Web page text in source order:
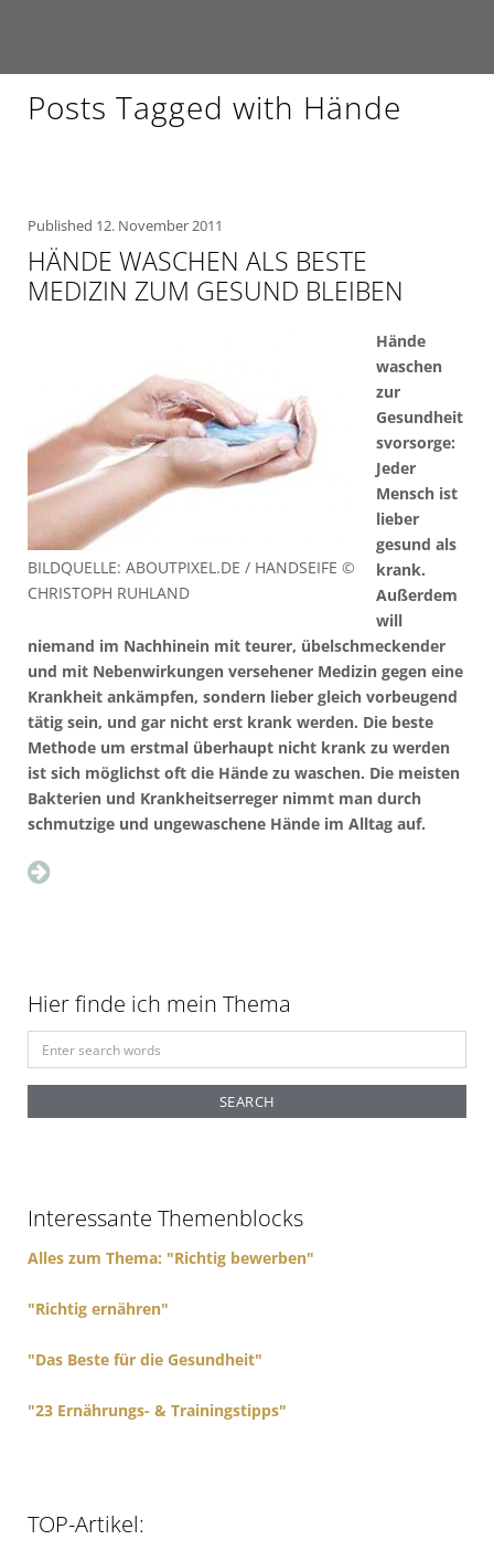
Posts Tagged with Hände
Published 12. November 2011
HÄNDE WASCHEN ALS BESTE
MEDIZIN ZUM GESUND BLEIBEN
BILDQUELLE: ABOUTPIXEL.DE / HANDSEIFE ©
CHRISTOPH RUHLAND
Hände
waschen
zur
Gesundheit
svorsorge:
Jeder
Mensch ist
lieber
gesund als
krank.
Außerdem
will
niemand im Nachhinein mit teurer, übelschmeckender
und mit Nebenwirkungen versehener Medizin gegen eine
Krankheit ankämpfen, sondern lieber gleich vorbeugend
tätig sein, und gar nicht erst krank werden. Die beste
Methode um erstmal überhaupt nicht krank zu werden
ist sich möglichst oft die Hände zu waschen. Die meisten
Bakterien und Krankheitserreger nimmt man durch
schmutzige und ungewaschene Hände im Alltag auf.
Hier finde ich mein Thema
e
r
o
Interessante Themenblocks
Alles zum Thema: "Richtig bewerben"
"Richtig ernähren"
"Das Beste für die Gesundheit"
"23 Ernährungs- & Trainingstipps"
TOP-Artikel: